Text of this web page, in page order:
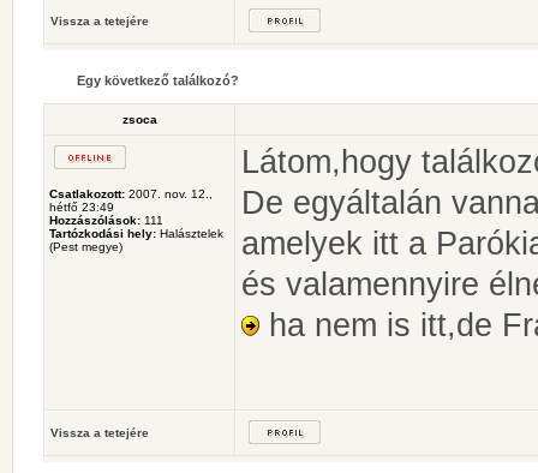
Vissza a tetejére
Egy következő találkozó?
zsoca
Csatlakozott: 2007. nov. 12.,
hétfő 23:49
Hozzászólások: 111
Tartózkodási hely: Halásztelek
(Pest megye)
Látom,hogy
De egyáltalán
amelyek itt a
és valamennyire
ha nem is itt,de
Vissza a tetejére